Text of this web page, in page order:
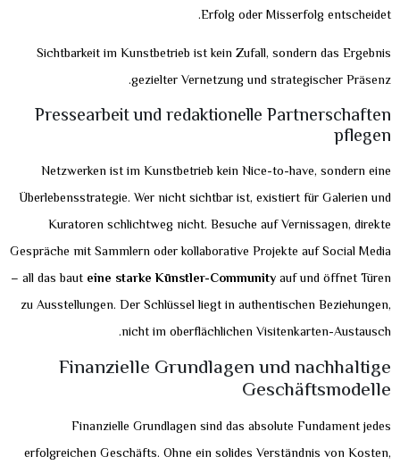
Erfolg oder Misserfolg entscheidet.
Sichtbarkeit im Kunstbetrieb ist kein Zufall, sondern das Ergebnis
gezielter Vernetzung und strategischer Präsenz.
Pressearbeit und redaktionelle Partnerschaften
pflegen
Netzwerken ist im Kunstbetrieb kein Nice-to-have, sondern eine
Überlebensstrategie. Wer nicht sichtbar ist, existiert für Galerien und
Kuratoren schlichtweg nicht. Besuche auf Vernissagen, direkte
Gespräche mit Sammlern oder kollaborative Projekte auf Social Media
– all das baut eine starke Künstler-Communityauf und öffnet Türen
zu Ausstellungen. Der Schlüssel liegt in authentischen Beziehungen,
nicht im oberflächlichen Visitenkarten-Austausch.
Finanzielle Grundlagen und nachhaltige
Geschäftsmodelle
Finanzielle Grundlagen sind das absolute Fundament jedes
erfolgreichen Geschäfts. Ohne ein solides Verständnis von Kosten,